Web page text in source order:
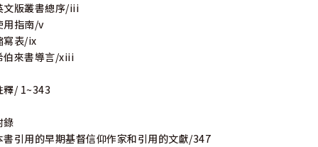
文版叢書總序/iii
用指南/v
寫表/ix
伯來書導言/xiii
釋/ 1~343
錄
書引用的早期基督信仰作家和引用的文獻/347